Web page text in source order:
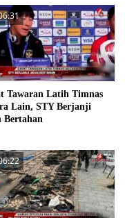
Tawaran Latih Timnas
Lain, STY Berjanji
Bertahan